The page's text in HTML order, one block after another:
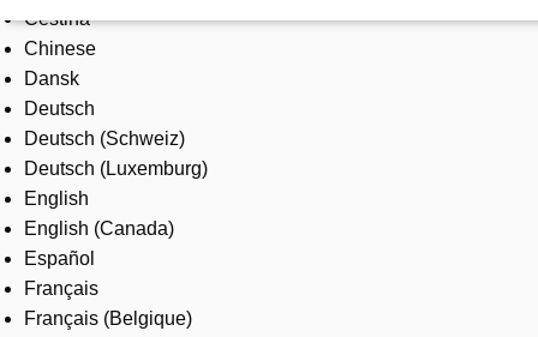
Products & Solutions
Industries
Services
About us
Where to buy
Contact us
Careers
Čeština
Chinese
Dansk
Deutsch
Deutsch (Schweiz)
Deutsch (Luxemburg)
English
English (Canada)
Español
Français
Français (Belgique)